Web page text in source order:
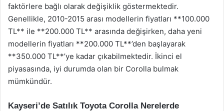
faktörlere bağlı olarak değişiklik göstermektedir.
Genellikle, 2010-2015 arası modellerin fiyatları **100.000
TL** ile **200.000 TL** arasında değişirken, daha yeni
modellerin fiyatları **200.000 TL**’den başlayarak
**350.000 TL**’ye kadar çıkabilmektedir. İkinci el
piyasasında, iyi durumda olan bir Corolla bulmak
mümkündür.
Kayseri’de Satılık Toyota Corolla Nerelerde